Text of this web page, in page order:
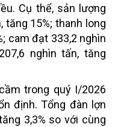
Cụ thể, sản lượng
tăng 15%; thanh long
cam đạt 333,2 nghìn
nghìn tấn, tăng
trong quý I/2026
định. Tổng đàn lợn
3,3% so với cùng